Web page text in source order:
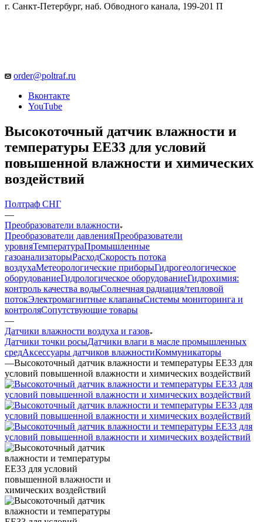
г. Санкт-Петербург, наб. Обводного канала, 199-201 П
order@poltraf.ru
Вконтакте
YouTube
Высокоточный датчик влажности и
температуры ЕЕ33 для условий
повышенной влажности и химических
воздействий
Полтраф СНГ
—
Преобразователи влажности
Преобразователи давленияПреобразователи
уровняТемператураПромышленные
газоанализаторыРасходСкорость потока
воздухаМетеорологические приборыГидрогеологическое
оборудованиеГидрологическое оборудованиеГидрохимия:
контроль качества водыСолнечная радиация/тепловой
потокЭлектромагнитные клапаныСистемы мониторинга и
контроляСопутствующие товары
—
Датчики влажности воздуха и газов
Датчики точки росыДатчики влаги в масле промышленных
средАксессуары датчиков влажностиКоммуникаторы
—Высокоточный датчик влажности и температуры ЕЕ33 для
условий повышенной влажности и химических воздействий